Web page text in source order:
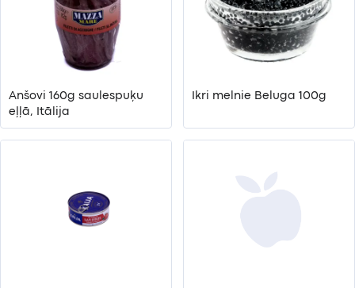
Anšovi 160g saulespuķu
eļļā, Itālija
Ikri melnie Beluga 100g